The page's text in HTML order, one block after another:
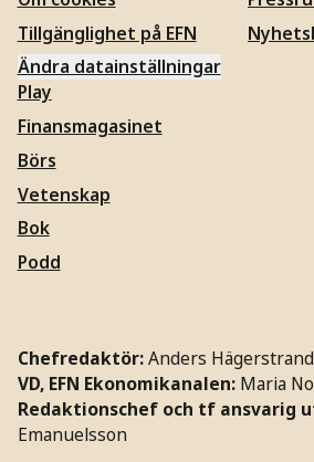
Tillgänglighet på EFN
Ändra datainställningar
Play
Finansmagasinet
Börs
Vetenskap
Bok
Podd
Chefredaktör:Anders Hägerstrand
VD, EFN Ekonomikanalen: Maria
Redaktionschef och tf ansvarig
Emanuelsson